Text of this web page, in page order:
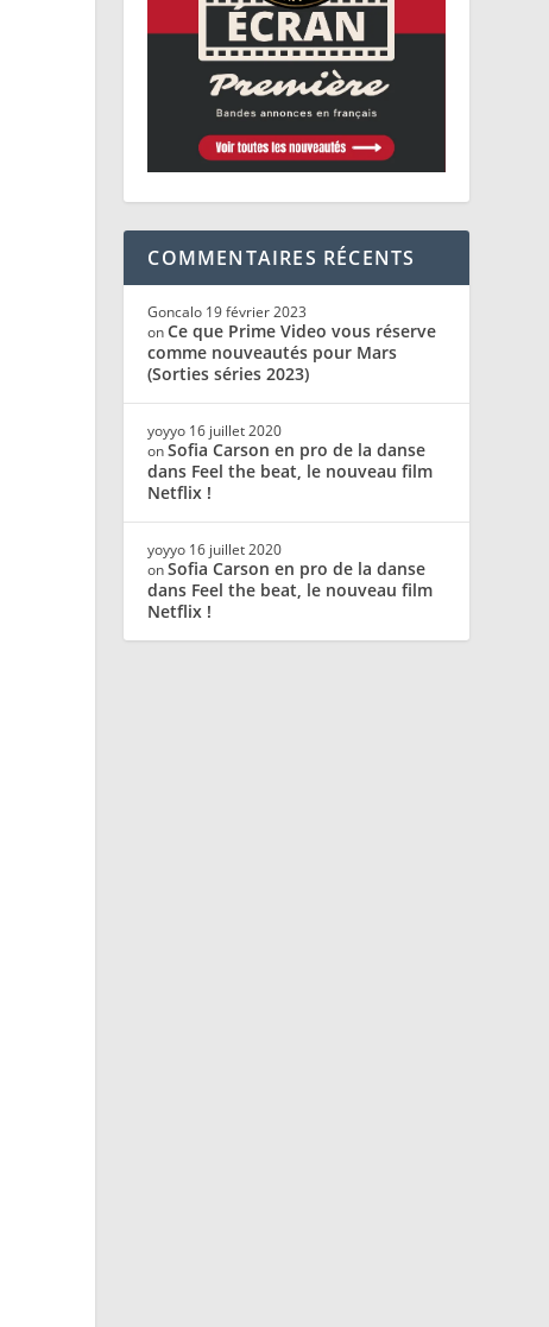
COMMENTAIRES RÉCENTS
Goncalo 19 février 2023
onCe que Prime Video vous réserve
comme nouveautés pour Mars
(Sorties séries 2023)
yoyyo 16 juillet 2020
onSofia Carson en pro de la danse
dans Feel the beat, le nouveau film
Netflix !
yoyyo 16 juillet 2020
onSofia Carson en pro de la danse
dans Feel the beat, le nouveau film
Netflix !